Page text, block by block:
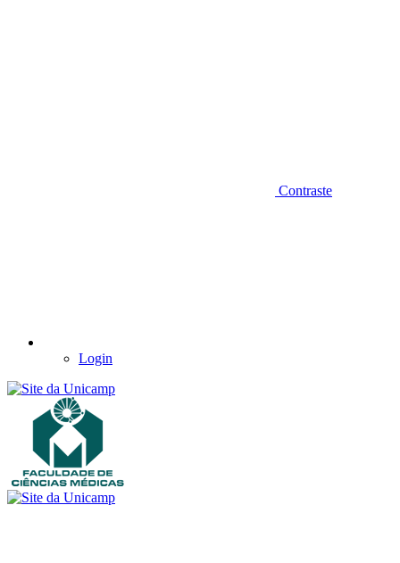
Contraste
Login